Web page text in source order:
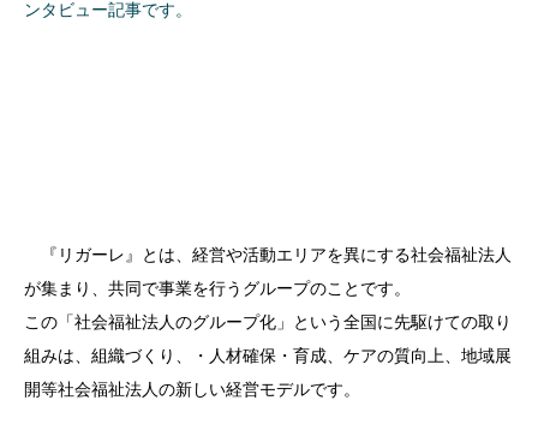
ンタビュー記事です。
『リガーレ』とは、経営や活動エリアを異にする社会福祉法人
が集まり、共同で事業を行うグループのことです。
この「社会福祉法人のグループ化」という全国に先駆けての取り
組みは、組織づくり、・人材確保・育成、ケアの質向上、地域展
開等社会福祉法人の新しい経営モデルです。